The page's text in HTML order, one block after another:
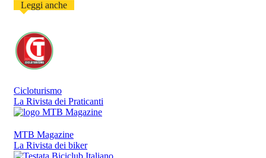
Leggi anche
Cicloturismo
La Rivista dei Praticanti
MTB Magazine
La Rivista dei biker